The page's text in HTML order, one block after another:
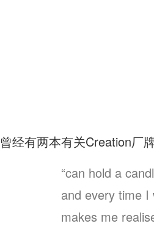
曾经有两本有关Creation厂
“can hold a
and every time I
makes me